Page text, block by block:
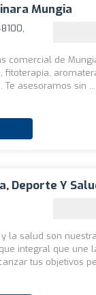
Mungia
comercial de
fitoterapia,
Te asesoramos sin ...
Deporte Y
la salud son
integral que une
tus objetivos